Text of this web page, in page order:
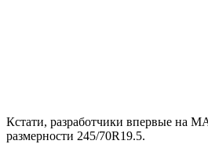
Кстати, разработчики впервые на
размерности 245/70R19.5.